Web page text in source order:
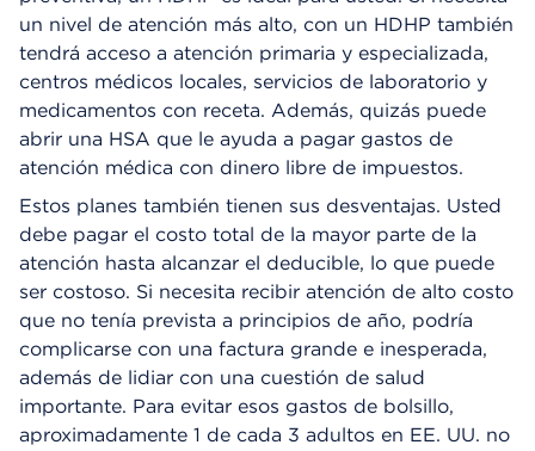
un nivel de atención más alto, con un HDHP también
tendrá acceso a atención primaria y especializada,
centros médicos locales, servicios de laboratorio y
medicamentos con receta. Además, quizás puede
abrir una HSA que le ayuda a pagar gastos de
atención médica con dinero libre de impuestos.
Estos planes también tienen sus desventajas. Usted
debe pagar el costo total de la mayor parte de la
atención hasta alcanzar el deducible, lo que puede
ser costoso. Si necesita recibir atención de alto costo
que no tenía prevista a principios de año, podría
complicarse con una factura grande e inesperada,
además de lidiar con una cuestión de salud
importante. Para evitar esos gastos de bolsillo,
aproximadamente 1 de cada 3 adultos en EE. UU. no